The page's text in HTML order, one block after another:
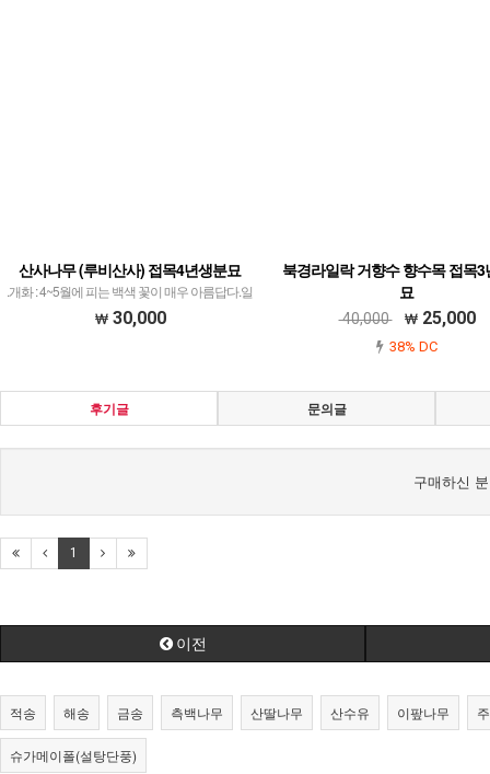
산사나무 (루비산사) 접목4년생분묘
.개화 : 4~5월에 피는 백색 꽃이 매우 아름답다.일
반 산사보다 열매의 크기가 3~4배가 큰 최신품종
30,000
북경라일락 거향수 향수목 접목3
묘
크림색의 진한 꽃 향기가 사방을 진동
40,000 25,000
38% DC
후기글 문의글
구매하신
1
이전
적송 해송 금송 측백나무 산딸나무 산수유 이팦나무
슈가메이폴(설탕단풍)